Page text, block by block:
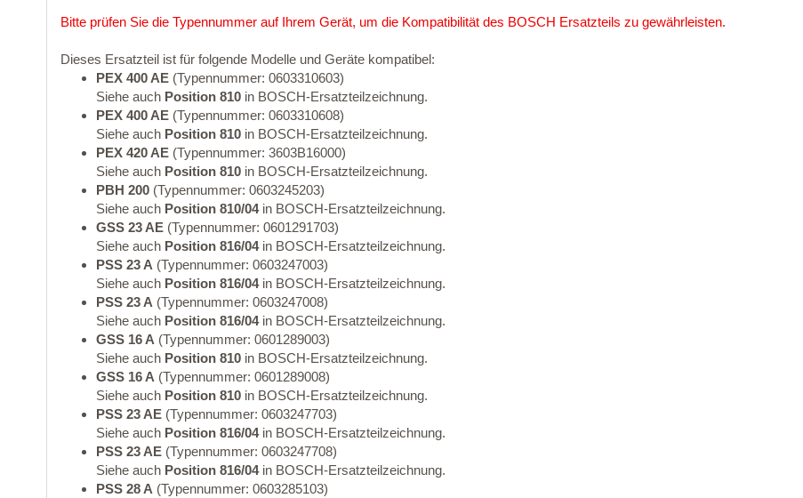
Bitte prüfen Sie die Typennummer auf Ihrem Gerät, um die Kompatibilität des BOSCH Ersatzteils zu gewährleisten.
Dieses Ersatzteil ist für folgende Modelle und Geräte kompatibel:
PEX 400 AE (Typennummer: 0603310603)
Siehe auch Position 810 in BOSCH-Ersatzteilzeichnung.
PEX 400 AE (Typennummer: 0603310608)
Siehe auch Position 810 in BOSCH-Ersatzteilzeichnung.
PEX 420 AE (Typennummer: 3603B16000)
Siehe auch Position 810 in BOSCH-Ersatzteilzeichnung.
PBH 200 (Typennummer: 0603245203)
Siehe auch Position 810/04in BOSCH-Ersatzteilzeichnung.
GSS 23 AE (Typennummer: 0601291703)
Siehe auch Position 816/04in BOSCH-Ersatzteilzeichnung.
PSS 23 A (Typennummer: 0603247003)
Siehe auch Position 816/04in BOSCH-Ersatzteilzeichnung.
PSS 23 A (Typennummer: 0603247008)
Siehe auch Position 816/04in BOSCH-Ersatzteilzeichnung.
GSS 16 A (Typennummer: 0601289003)
Siehe auch Position 810 in BOSCH-Ersatzteilzeichnung.
GSS 16 A (Typennummer: 0601289008)
Siehe auch Position 810 in BOSCH-Ersatzteilzeichnung.
PSS 23 AE (Typennummer: 0603247703)
Siehe auch Position 816/04in BOSCH-Ersatzteilzeichnung.
PSS 23 AE (Typennummer: 0603247708)
Siehe auch Position 816/04in BOSCH-Ersatzteilzeichnung.
PSS 28 A (Typennummer: 0603285103)